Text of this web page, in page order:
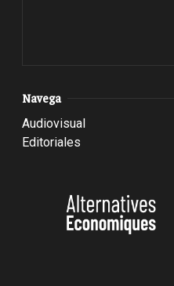
Navega
Audiovisual
Editoriales